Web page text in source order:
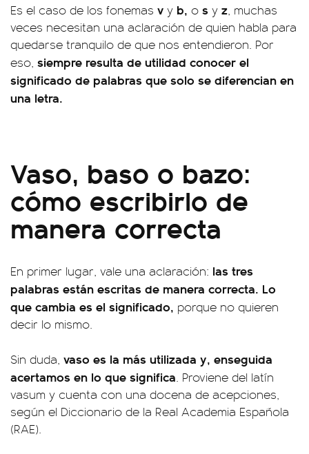
Es el caso de los fonemas v y b, o s y z, muchas
veces necesitan una aclaración de quien habla para
quedarse tranquilo de que nos entendieron. Por
eso, siempre resulta de utilidad conocer el
significado de palabras que solo se diferencian en
una letra.
Vaso, baso o bazo:
cómo escribirlo de
manera correcta
En primer lugar, vale una aclaración: las tres
palabras están escritas de manera correcta. Lo
que cambia es el significado, porque no quieren
decir lo mismo.
Sin duda, vaso es la más utilizada y, enseguida
acertamos en lo que significa. Proviene del latín
vasum y cuenta con una docena de acepciones,
según el Diccionario de la Real Academia Española
(RAE).